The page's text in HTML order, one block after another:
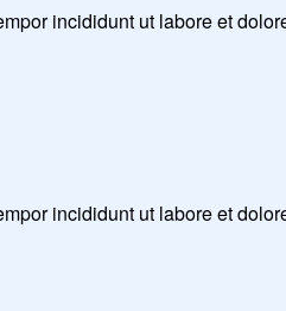
incididunt ut labore et
incididunt ut labore et